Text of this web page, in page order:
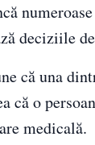
deciziile
că una
că o
medicală.